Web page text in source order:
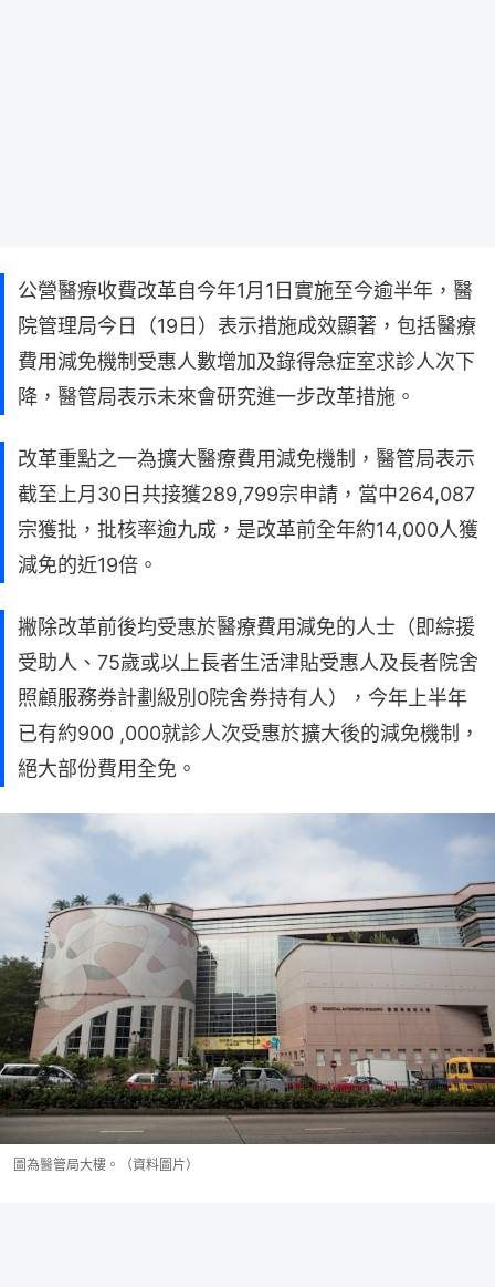
公營醫療收費改革自今年1月1日實施至今逾半年，醫
院管理局今日（19日）表示措施成效顯著，包括醫療
費用減免機制受惠人數增加及錄得急症室求診人次下
降，醫管局表示未來會研究進一步改革措施。
改革重點之一為擴大醫療費用減免機制，醫管局表示
截至上月30日共接獲289,799宗申請，當中264,087
宗獲批，批核率逾九成，是改革前全年約14,000人獲
減免的近19倍。
撇除改革前後均受惠於醫療費用減免的人士（即綜援
受助人、75歲或以上長者生活津貼受惠人及長者院舍
照顧服務券計劃級別0院舍券持有人），今年上半年
已有約900 ,000就診人次受惠於擴大後的減免機制，
絕大部份費用全免。
圖為醫管局大樓。（資料圖片）